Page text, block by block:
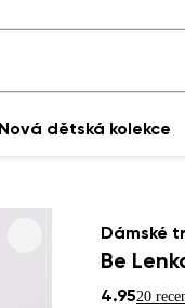
Nová dětská kolekce
Dámské
Be
4.9520